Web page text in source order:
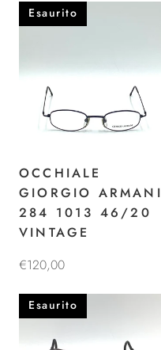
Esaurito
OCCHIALE
GIORGIO ARMANI
284 1013 46/20
VINTAGE
€120,00
Esaurito